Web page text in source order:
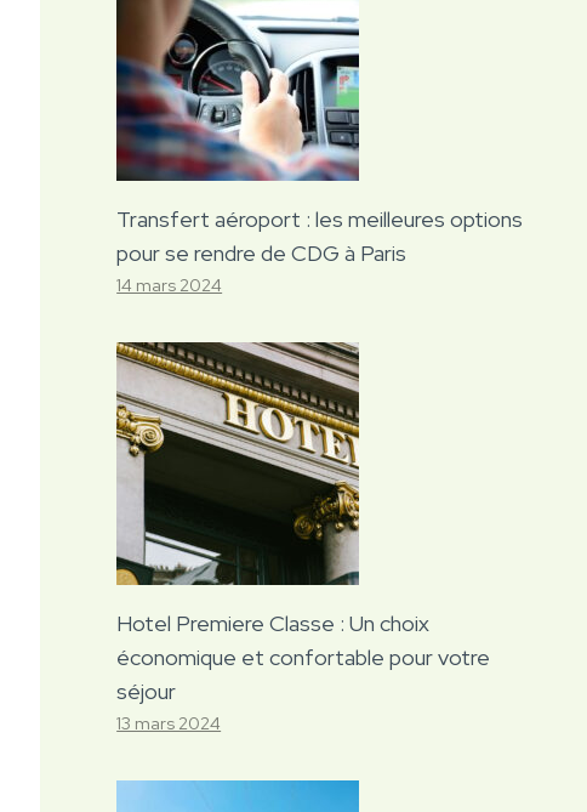
Transfert aéroport : les meilleures options
pour se rendre de CDG à Paris
14 mars 2024
Hotel Premiere Classe : Un choix
économique et confortable pour votre
séjour
13 mars 2024